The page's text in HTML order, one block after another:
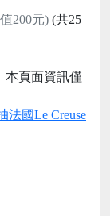
200元)(共25
本頁面資訊僅
法國Le Creuse